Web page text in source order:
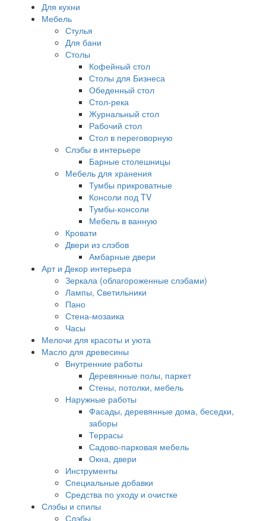
Для кухни
Мебель
Стулья
Для бани
Столы
Кофейный стол
Столы для Бизнеса
Обеденный стол
Стол-река
Журнальный стол
Рабочий стол
Стол в переговорную
Слэбы в интерьере
Барные столешницы
Мебель для хранения
Тумбы прикроватные
Консоли под TV
Тумбы-консоли
Мебель в ванную
Кровати
Двери из слэбов
Амбарные двери
Арт и Декор интерьера
Зеркала (облагороженные слэбами)
Лампы, Светильники
Пано
Стена-мозаика
Часы
Мелочи для красоты и уюта
Масло для древесины
Внутренние работы
Деревянные полы, паркет
Стены, потолки, мебель
Наружные работы
Фасады, деревянные дома, беседки,
заборы
Террасы
Садово-парковая мебель
Окна, двери
Инструменты
Специальные добавки
Средства по уходу и очистке
Слэбы и спилы
Слэбы